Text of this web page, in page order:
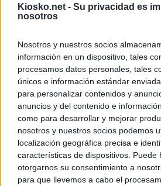
Kiosko.net - Su privacidad es
nosotros
Nosotros y nuestros socios
información en un dispositivo, tales
procesamos datos personales, tales
únicos e información estándar
para personalizar contenidos y
anuncios y del contenido e
como para desarrollar y mejorar
nosotros y nuestros socios podemos
localización geográfica precisa e
características de dispositivos. Puede
otorgarnos su consentimiento a
para que llevemos a cabo el